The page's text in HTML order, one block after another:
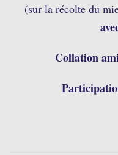
(sur la récolte du
Collation